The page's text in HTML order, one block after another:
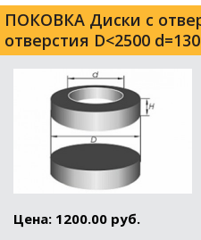
ПОКОВКА Диски с
отверстия D<2500
Цена: 1200.00 руб.